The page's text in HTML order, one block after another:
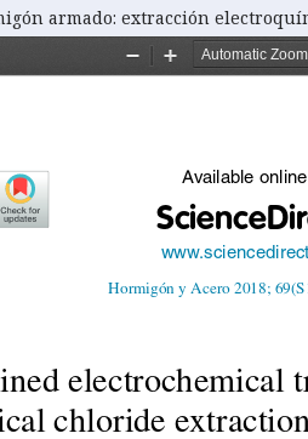
armado: extracción